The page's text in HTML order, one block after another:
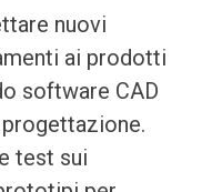
nuovi
ai prodotti
software CAD
test sui